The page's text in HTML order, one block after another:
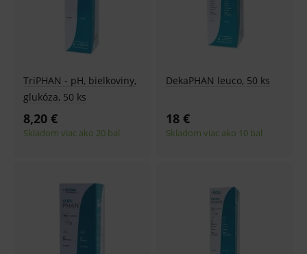
TriPHAN - pH, bielkoviny,
glukóza, 50 ks
8,20 €
Skladom viac ako 20 bal
DekaPHAN leuco, 50 ks
18 €
Skladom viac ako 10 bal